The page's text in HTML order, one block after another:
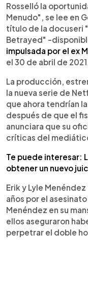
Rosselló la
Menudo", se lee en
título de la docuseri
Betrayed" -
impulsada por el ex
el 30 de abril de 2021.
La producción,
la nueva serie de
que ahora tendrían
después de que el
anunciara que su
críticas del
Te puede interesar:
obtener un nuevo
Erik y Lyle
años por el
Menéndez en su
ellos aseguraron
perpetrar el doble